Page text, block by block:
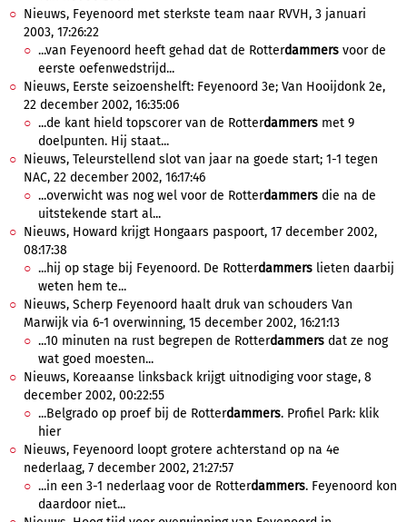
Nieuws, Feyenoord met sterkste team naar RVVH, 3 januari
2003, 17:26:22
...van Feyenoord heeft gehad dat de Rotterdammers voor de
eerste oefenwedstrijd...
Nieuws, Eerste seizoenshelft: Feyenoord 3e; Van Hooijdonk 2e,
22 december 2002, 16:35:06
...de kant hield topscorer van de Rotterdammers met 9
doelpunten. Hij staat...
Nieuws, Teleurstellend slot van jaar na goede start; 1-1 tegen
NAC, 22 december 2002, 16:17:46
...overwicht was nog wel voor de Rotterdammers die na de
uitstekende start al...
Nieuws, Howard krijgt Hongaars paspoort, 17 december 2002,
08:17:38
...hij op stage bij Feyenoord. De Rotterdammers lieten daarbij
weten hem te...
Nieuws, Scherp Feyenoord haalt druk van schouders Van
Marwijk via 6-1 overwinning, 15 december 2002, 16:21:13
...10 minuten na rust begrepen de Rotterdammers dat ze nog
wat goed moesten...
Nieuws, Koreaanse linksback krijgt uitnodiging voor stage, 8
december 2002, 00:22:55
...Belgrado op proef bij de Rotterdammers. Profiel Park: klik
hier
Nieuws, Feyenoord loopt grotere achterstand op na 4e
nederlaag, 7 december 2002, 21:27:57
...in een 3-1 nederlaag voor de Rotterdammers. Feyenoord kon
daardoor niet...